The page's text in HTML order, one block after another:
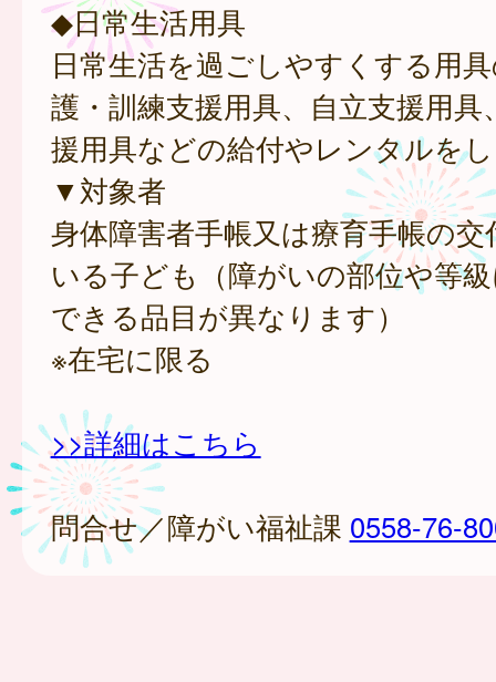
◆日常生活用具
日常生活を過ごしやすくする用
護・訓練支援用具、自立支援用具
援用具などの給付やレンタルを
▼対象者
身体障害者手帳又は療育手帳の
いる子ども（障がいの部位や等
できる品目が異なります）
※在宅に限る
>>詳細はこちら
問合せ／障がい福祉課 0558-76-